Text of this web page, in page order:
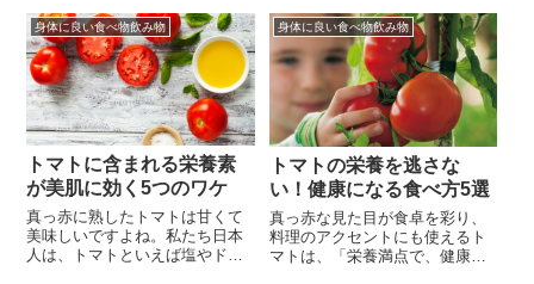
たい時に収穫することが出来ま
すよね。夏野菜の育て方は野菜
を育てたことがない人にとって
も簡単なものが多いので、野菜
を育てたことがないからと躊躇
わずに興味があるならぜひチャ
レンジして下さい。栽培が簡単
なことから普段...
く、プランターを使用しても野
菜を育てることは可能で、専用
の道具や苗なども簡単に手に入
れることが出来るようになりま
した。トマトやキュウリといっ
たメジャーな野菜だけでなく、
お料理のアクセントになるよう
な色鮮やかな植物...
身体に良い食べ物飲み物
トマトに含まれる栄養素
が美肌に効く5つのワケ
真っ赤に熟したトマトは甘くて
美味しいですよね。私たち日本
人は、トマトといえば塩やドレ
身体に良い食べ物飲み物
トマトの栄養を逃さな
い！健康になる食べ方5選
真っ赤な見た目が食卓を彩り、
料理のアクセントにも使えるト
マトは、「栄養満点で、健康や